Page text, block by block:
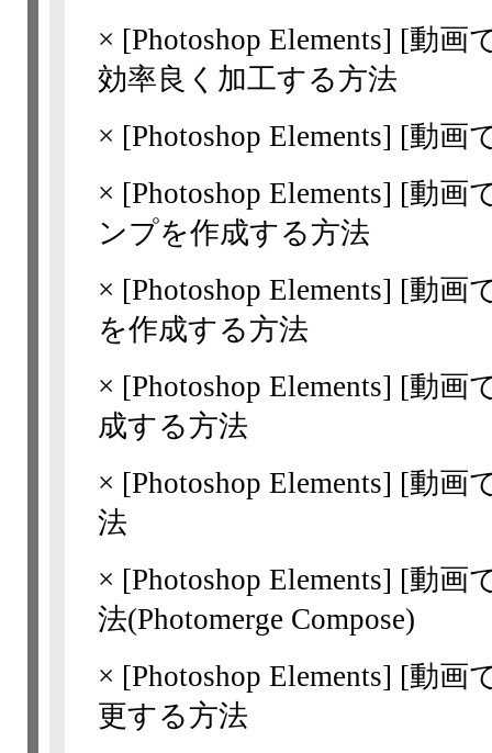
× [Photoshop Elements] [動画
効率良く加工する方法
× [Photoshop Elements] [動画
× [Photoshop Elements] [動画
ンプを作成する方法
× [Photoshop Elements] [動画
を作成する方法
× [Photoshop Elements] [動画
成する方法
× [Photoshop Elements] [動画
法
× [Photoshop Elements] [動画
法(Photomerge Compose)
× [Photoshop Elements] [動画
更する方法